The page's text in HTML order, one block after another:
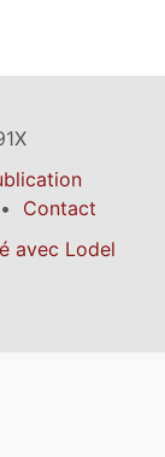
Contact
avec Lodel